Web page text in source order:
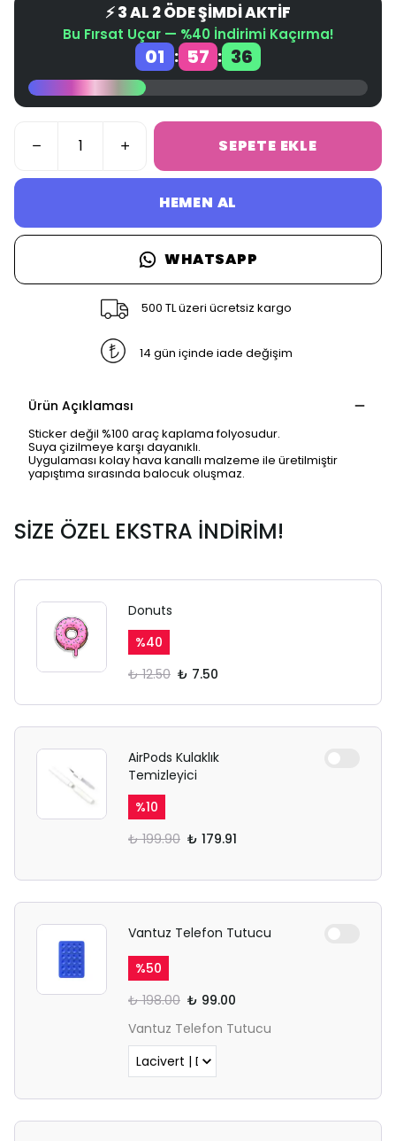
⚡ 3 AL 2 ÖDE ŞİMDİ AKTİF
Bu Fırsat Uçar — %40 İndirimi Kaçırma!
01 : 57 : 36
SEPETE EKLE
HEMEN AL
WHATSAPP
500 TL üzeri ücretsiz kargo
14 gün içinde iade değişim
Ürün Açıklaması
Sticker değil %100 araç kaplama folyosudur.
Suya çizilmeye karşı dayanıklı.
Uygulaması kolay hava kanallı malzeme ile üretilmiştir
yapıştıma sırasında balocuk oluşmaz.
SİZE ÖZEL EKSTRA İNDİRİM!
Donuts
%40
₺ 12.50 ₺ 7.50
AirPods Kulaklık
Temizleyici
%10
₺ 199.90 ₺ 179.91
Vantuz Telefon Tutucu
%50
₺ 198.00 ₺ 99.00
Vantuz Telefon Tutucu